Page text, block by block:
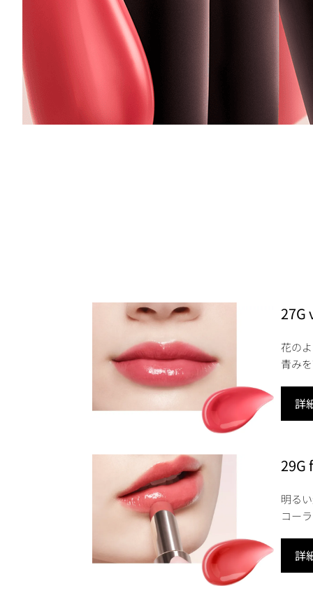
27G
花の
青み
詳
29G
明る
コー
詳